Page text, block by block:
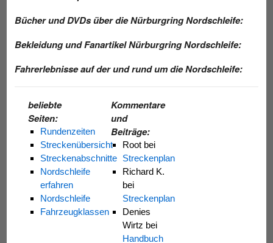
Bücher und DVDs über die Nürburgring Nordschleife:
Bekleidung und Fanartikel Nürburgring Nordschleife:
Fahrerlebnisse auf der und rund um die Nordschleife:
beliebte
Seiten:
Rundenzeiten
Streckenübersicht
Streckenabschnitte
Nordschleife
erfahren
Nordschleife
Fahrzeugklassen
Kommentare
und
Beiträge:
Root bei
Streckenplan
Richard K.
bei
Streckenplan
Denies
Wirtz bei
Handbuch